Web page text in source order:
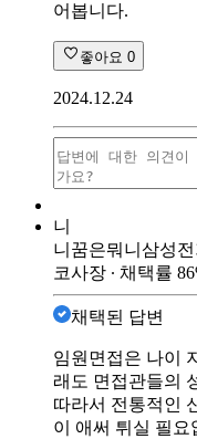
어봅니다.
좋아요 0
2024.12.24
니
니꿈은뭐니 삼성전
코사장 ∙ 채택률 86
채택된 답변
임원면접은 나이
래도 면접관들의
따라서 전통적인
이 애써 튀실 필요